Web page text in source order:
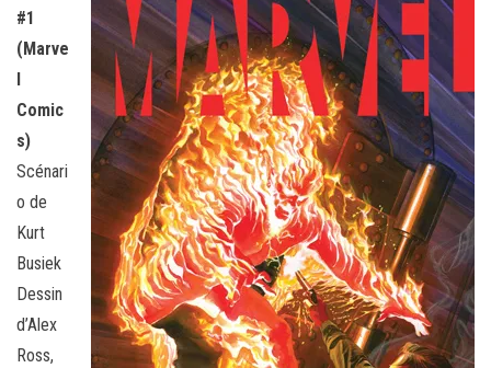
#1
(Marve
l
Comic
s)
Scénari
o de
Kurt
Busiek
Dessin
d’Alex
Ross,